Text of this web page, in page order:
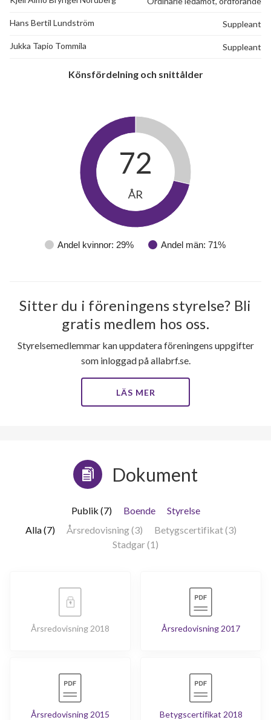
Hans Bertil Lundström Suppleant
Jukka Tapio Tommila Suppleant
Könsfördelning och snittålder
Andel kvinnor: 29% Andel män: 71%
72
ÅR
Sitter du i föreningens styrelse? Bli
gratis medlem hos oss.
Styrelsemedlemmar kan uppdatera föreningens uppgifter
som inloggad på allabrf.se.
LÄS MER
Dokument
Publik (7) Boende
Styrelse
Alla (7)
Årsredovisning (3)
Betygscertifikat (3)
Stadgar (1)
Årsredovisning 2018 Årsredovisning 2017
Årsredovisning 2015 Betygscertifikat 2018